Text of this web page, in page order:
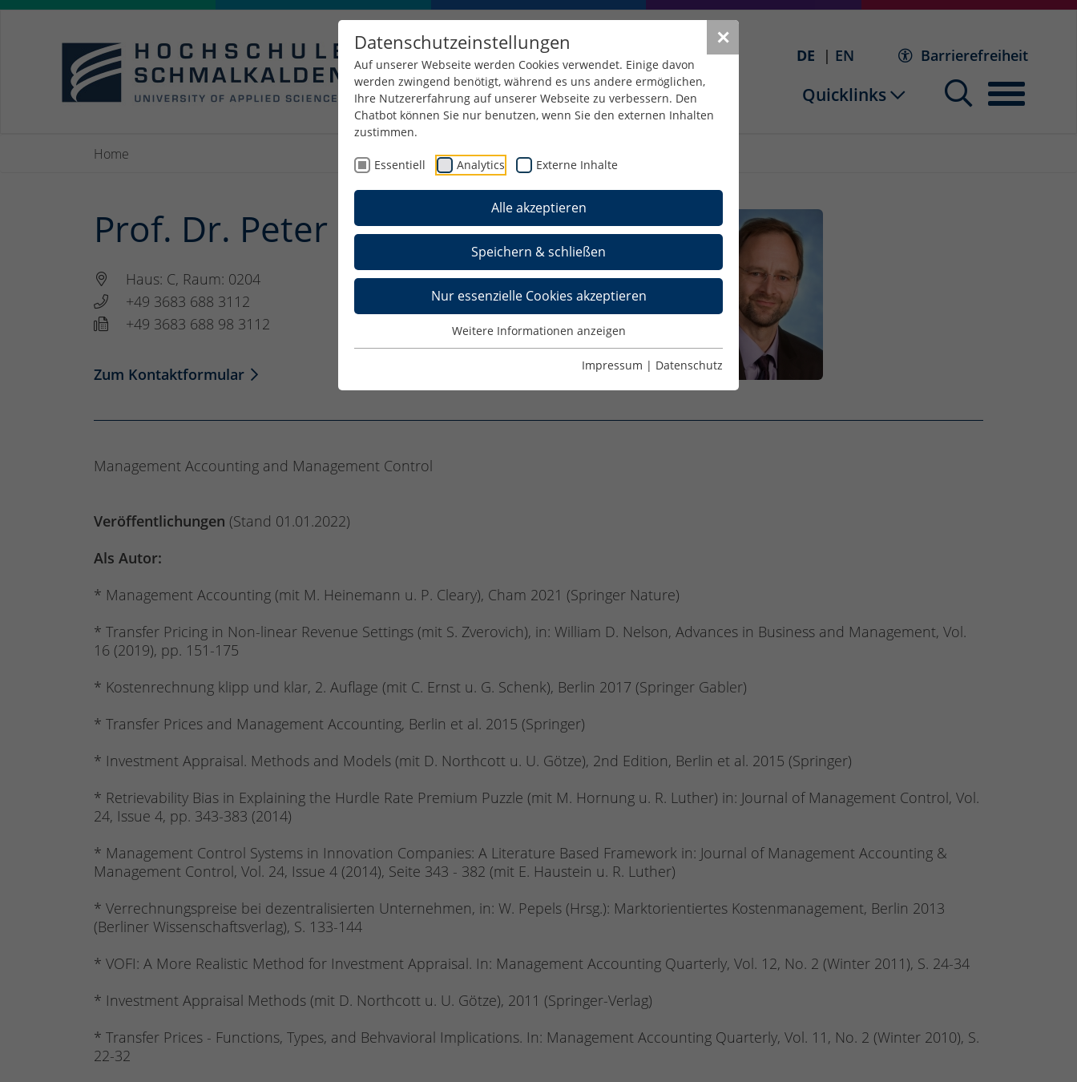
✕
Datenschutzeinstellungen
Auf unserer Webseite werden Cookies verwendet. Einige davon
werden zwingend benötigt, während es uns andere ermöglichen,
Ihre Nutzererfahrung auf unserer Webseite zu verbessern. Den
Chatbot können Sie nur benutzen, wenn Sie den externen Inhalten
zustimmen.
Essentiell Analytics Externe Inhalte
Alle akzeptieren
Speichern & schließen
Nur essenzielle Cookies akzeptieren
Weitere Informationen anzeigen
Impressum | Datenschutz
DE EN Barrierefreiheit
Quicklinks
Home
Prof. Dr. Peter Schuster
Haus: C, Raum: 0204
+49 3683 688 3112
+49 3683 688 98 3112
Zum Kontaktformular
Management Accounting and Management Control
Veröffentlichungen (Stand 01.01.2022)
Als Autor:
* Management Accounting (mit M. Heinemann u. P. Cleary), Cham 2021 (Springer Nature)
* Transfer Pricing in Non-linear Revenue Settings (mit S. Zverovich), in: William D. Nelson, Advances in Business and Management, Vol.
16 (2019), pp. 151-175
* Kostenrechnung klipp und klar, 2. Auflage (mit C. Ernst u. G. Schenk), Berlin 2017 (Springer Gabler)
* Transfer Prices and Management Accounting, Berlin et al. 2015 (Springer)
* Investment Appraisal. Methods and Models (mit D. Northcott u. U. Götze), 2nd Edition, Berlin et al. 2015 (Springer)
* Retrievability Bias in Explaining the Hurdle Rate Premium Puzzle (mit M. Hornung u. R. Luther) in: Journal of Management Control, Vol.
24, Issue 4, pp. 343-383 (2014)
* Management Control Systems in Innovation Companies: A Literature Based Framework in: Journal of Management Accounting &
Management Control, Vol. 24, Issue 4 (2014), Seite 343 - 382 (mit E. Haustein u. R. Luther)
* Verrechnungspreise bei dezentralisierten Unternehmen, in: W. Pepels (Hrsg.): Marktorientiertes Kostenmanagement, Berlin 2013
(Berliner Wissenschaftsverlag), S. 133-144
* VOFI: A More Realistic Method for Investment Appraisal. In: Management Accounting Quarterly, Vol. 12, No. 2 (Winter 2011), S. 24-34
* Investment Appraisal Methods (mit D. Northcott u. U. Götze), 2011 (Springer-Verlag)
* Transfer Prices - Functions, Types, and Behvavioral Implications. In: Management Accounting Quarterly, Vol. 11, No. 2 (Winter 2010), S.
22-32